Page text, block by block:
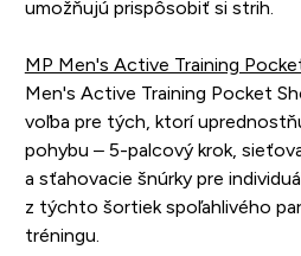
umožňujú prispôsobiť si strih.
MP Men's Active Training
Men's Active Training Pocket
voľba pre tých, ktorí
pohybu – 5-palcový krok,
a sťahovacie šnúrky pre
z týchto šortiek spoľahlivého
tréningu.